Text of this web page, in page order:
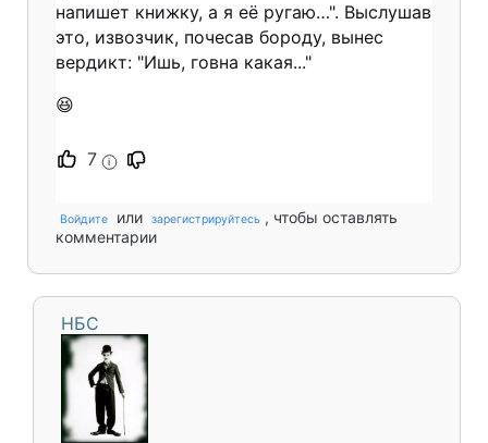
напишет книжку, а я её ругаю…". Выслушав
это, извозчик, почесав бороду, вынес
вердикт: "Ишь, говна какая..."
😆
7 i
Войдите или зарегистрируйтесь , чтобы оставлять
комментарии
НБС